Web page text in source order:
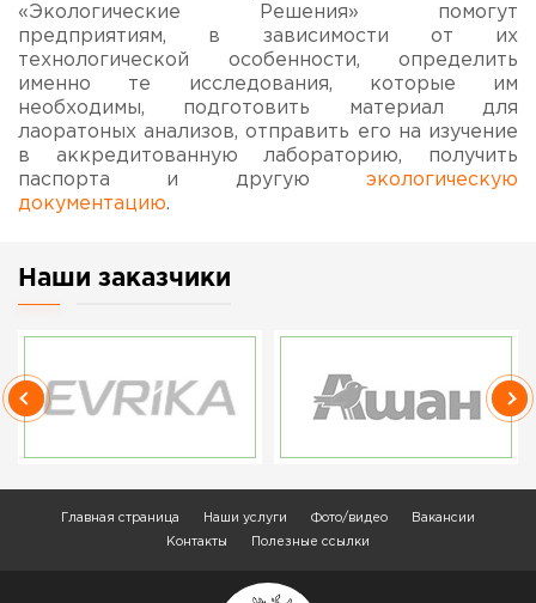
«Экологические Решения» помогут
предприятиям, в зависимости от их
технологической особенности, определить
именно те исследования, которые им
необходимы, подготовить материал для
лаоратоных анализов, отправить его на изучение
в аккредитованную лабораторию, получить
паспорта и другую
экологическую
документацию.
Наши заказчики
Главная страница Наши услуги Фото/видео
Вакансии
Контакты
Полезные ссылки